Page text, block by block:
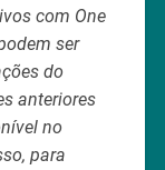
com One
ser
do
anteriores
no
para